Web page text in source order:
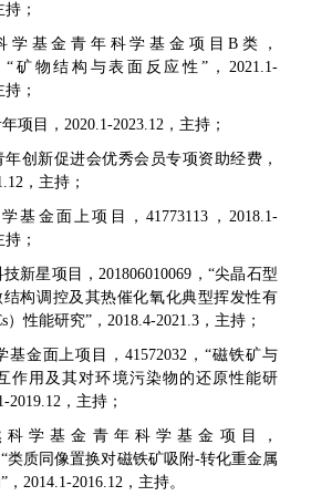
；
学基金青年科学基金项目B类，
“矿物结构与表面反应性”，2021.1-
；
项目，2020.1-2023.12，主持；
创新促进会优秀会员专项资助经费，
，主持；
基金面上项目，41773113，2018.1-
；
新星项目，201806010069，“尖晶石型
构调控及其热催化氧化典型挥发性有
）性能研究”，2018.4-2021.3，主持；
基金面上项目，41572032，“磁铁矿与
作用及其对环境污染物的还原性能研
2019.12，主持；
科学基金青年科学基金项目，
“类质同像置换对磁铁矿吸附-转化重金属
2014.1-2016.12，主持。